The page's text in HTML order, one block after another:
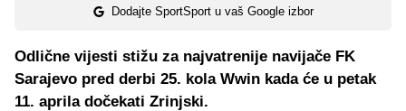
Dodajte SportSport u vaš Google izbor
Odlične vijesti stižu za najvatrenije navijače FK
Sarajevo pred derbi 25. kola Wwin kada će u petak
11. aprila dočekati Zrinjski.